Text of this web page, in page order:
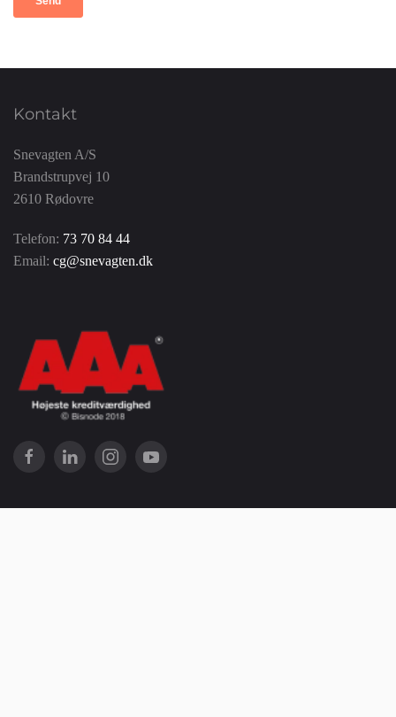
Kontakt
Snevagten A/S
Brandstrupvej 10
2610 Rødovre
Telefon: 73 70 84 44
Email: cg@snevagten.dk